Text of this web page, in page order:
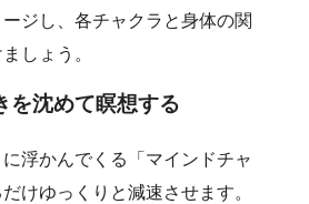
ジし、各チャクラと身体の関
しょう。
を沈めて瞑想する
浮かんでくる「マインドチャ
けゆっくりと減速させます。